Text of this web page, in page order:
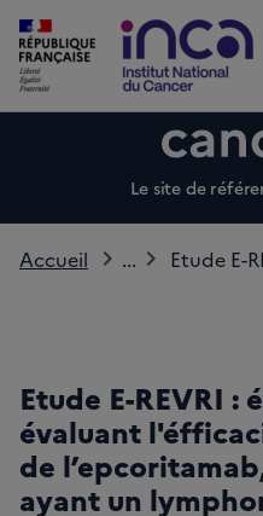
Le site de
Accueil ... Etude E-
Etude E-REVRI :
évaluant
de
ayant un